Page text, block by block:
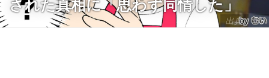
出典：CS
された真相に「思わず同情した」